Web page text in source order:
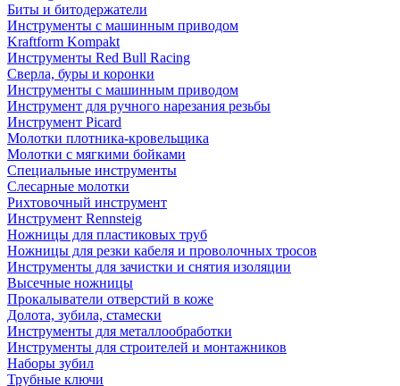
Биты и битодержатели
Инструменты с машинным приводом
Kraftform Kompakt
Инструменты Red Bull Racing
Сверла, буры и коронки
Инструменты с машинным приводом
Инструмент для ручного нарезания резьбы
Инструмент Picard
Молотки плотника-кровельщика
Молотки с мягкими бойками
Специальные инструменты
Слесарные молотки
Рихтовочный инструмент
Инструмент Rennsteig
Ножницы для пластиковых труб
Ножницы для резки кабеля и проволочных тросов
Инструменты для зачистки и снятия изоляции
Высечные ножницы
Прокалыватели отверстий в коже
Долота, зубила, стамески
Инструменты для металлообработки
Инструменты для строителей и монтажников
Наборы зубил
Трубные ключи